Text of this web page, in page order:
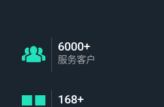
6000+
服务客户
168+